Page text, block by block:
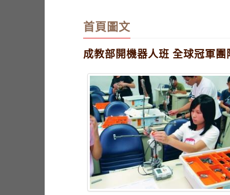
首頁圖文
成教部開機器人班 全球冠軍團